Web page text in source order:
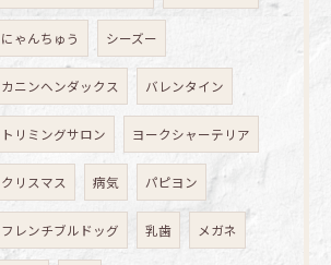
にゃんちゅう シーズー
カニンヘンダックス バレンタイン
トリミングサロン ヨークシャーテリア
クリスマス 病気 パピヨン
フレンチブルドッグ 乳歯 メガネ